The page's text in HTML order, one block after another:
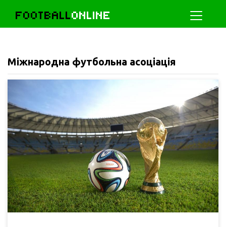
FOOTBALLONLINE
Міжнародна футбольна асоціація